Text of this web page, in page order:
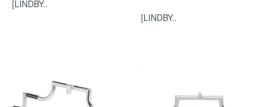
[LINDBY..
[LINDBY..